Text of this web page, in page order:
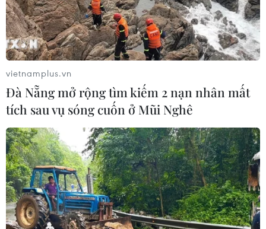
TIN CÙNG CHUYÊN MỤC
Trí tuệ nhân tạo tạo virus mới tiêu
diệt vi khuẩn kháng thuốc
09/08/2026 07:45
Trung Quốc vượt Mỹ trở thành quốc
vietnamplus.vn
Đà Nẵng mở rộng tìm kiếm 2 nạn nhân mất
tích sau vụ sóng cuốn ở Mũi Nghê